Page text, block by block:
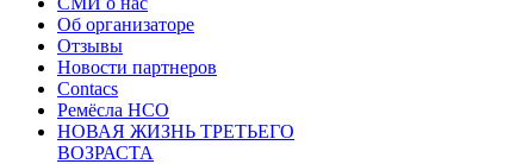
Об организаторе
Отзывы
Новости партнеров
Contacs
Ремёсла НСО
НОВАЯ ЖИЗНЬ ТРЕТЬЕГО
ВОЗРАСТА